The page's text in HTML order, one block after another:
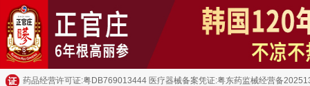
药品经营许可证:粤DB769013444 医疗器械备案凭证:粤东药监械经营备